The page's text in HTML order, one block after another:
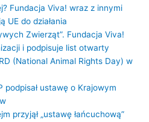
Fundacja Viva! wraz z innymi
UE do działania
Zwierząt”. Fundacja Viva!
i podpisuje list otwarty
(National Animal Rights Day) w
podpisał ustawę o Krajowym
przyjął „ustawę łańcuchową”